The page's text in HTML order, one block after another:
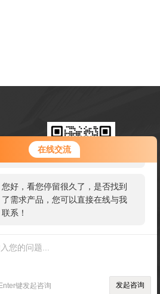
在线交流
您好！欢迎前来咨询，很高兴为您
服务，请问您要咨询什么问题呢？
您好，看您停留很久了，是否找到
了需求产品，您可以直接在线与我
联系！
键发起咨询 发起咨询
金马路
扫码微信联系
登陆技术支持： 环保在线